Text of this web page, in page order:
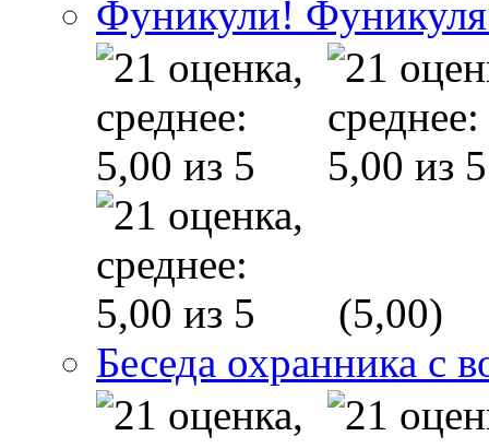
Фуникули!
(5,00)
Беседа охранника с